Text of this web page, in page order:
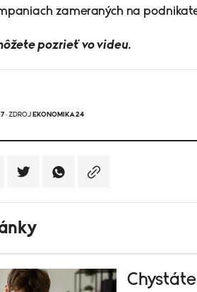
zameraných na
pozrieť vo videu.
· ZDROJ EKONOMIKA 24